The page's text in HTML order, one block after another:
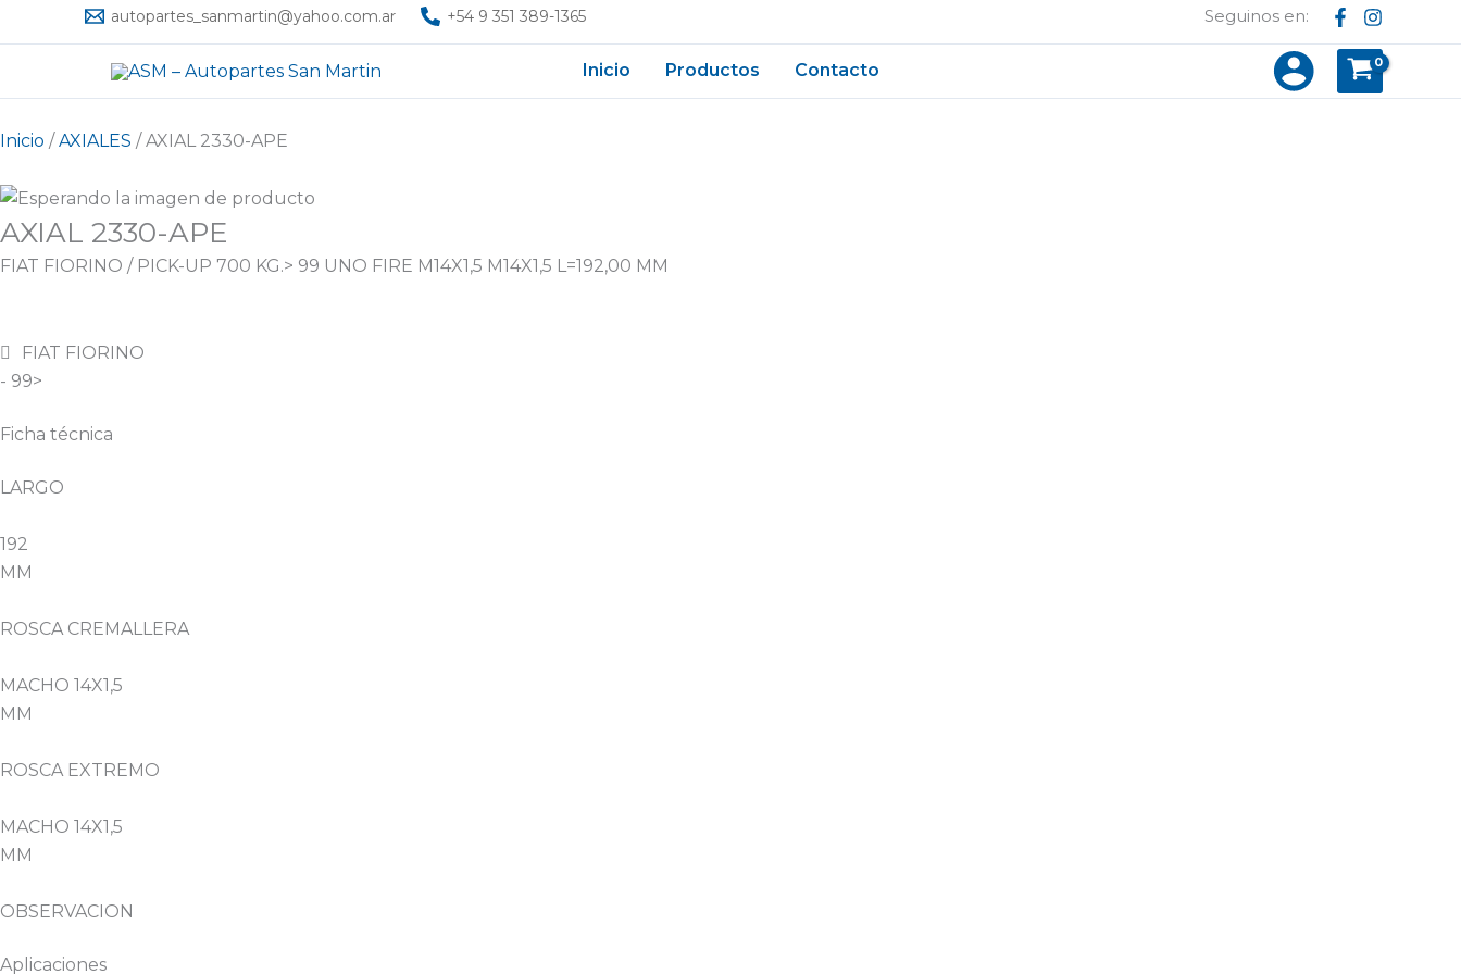
al
autopartes_sanmartin@yahoo.com.ar +54 9 351 389-1365 Seguinos en:
Inicio Productos Contacto
Inicio /AXIALES / AXIAL 2330-APE
AXIAL 2330-APE
FIAT FIORINO / PICK-UP 700 KG.> 99 UNO FIRE M14X1,5 M14X1,5 L=192,00 MM
FIAT FIORINO
- 99>
Ficha técnica
LARGO
192
MM
ROSCA CREMALLERA
MACHO 14X1,5
MM
ROSCA EXTREMO
MACHO 14X1,5
MM
OBSERVACION
Aplicaciones